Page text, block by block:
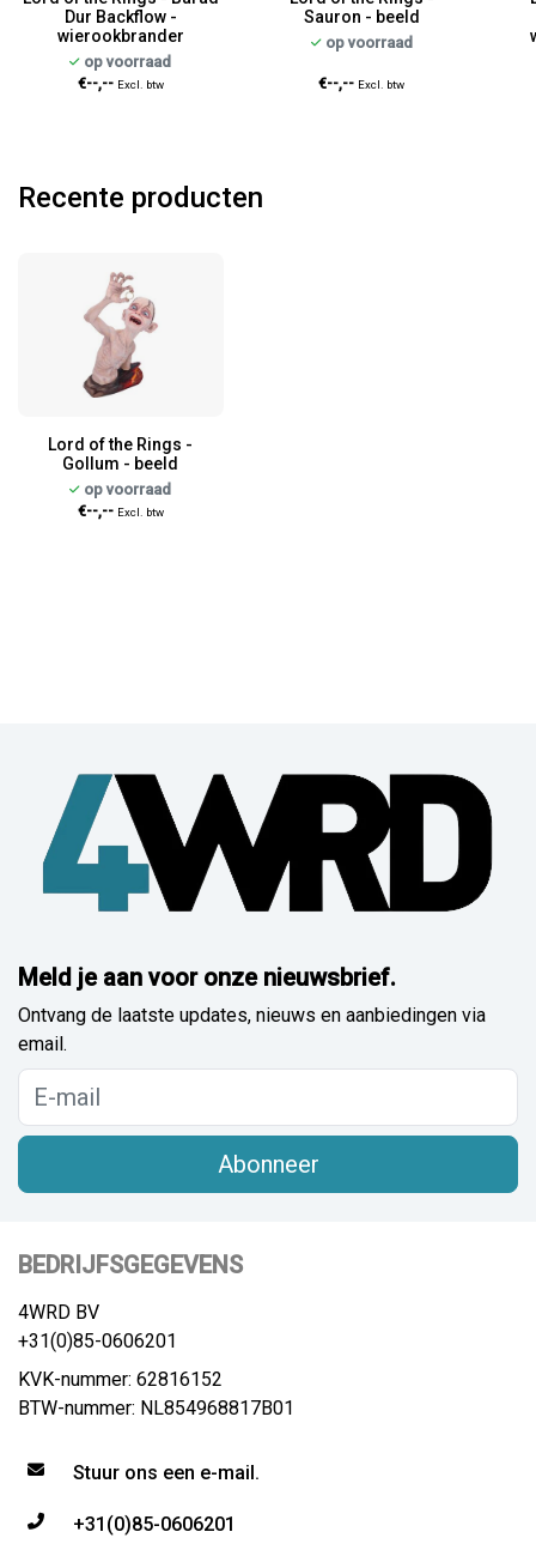
Dur Backflow -
wierookbrander
op voorraad
€--,-- Excl. btw
Sauron - beeld
op voorraad
€--,-- Excl. btw
Recente producten
Lord of the Rings -
Gollum - beeld
op voorraad
€--,-- Excl. btw
Meld je aan voor onze nieuwsbrief.
Ontvang de laatste updates, nieuws en aanbiedingen via
email.
Abonneer
BEDRIJFSGEGEVENS
4WRD BV
+31(0)85-0606201
KVK-nummer: 62816152
BTW-nummer: NL854968817B01
Stuur ons een e-mail.
+31(0)85-0606201